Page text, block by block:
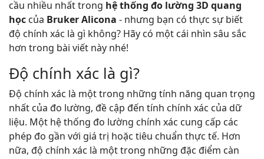
cầu nhiều nhất trong hệ thống đo lường 3D quang
học của Bruker Alicona - nhưng bạn có thực sự biết
độ chính xác là gì không? Hãy có một cái nhìn sâu sắc
hơn trong bài viết này nhé!
Độ chính xác là gì?
Độ chính xác là một trong những tính năng quan trọng
nhất của đo lường, đề cập đến tính chính xác của dữ
liệu. Một hệ thống đo lường chính xác cung cấp các
phép đo gần với giá trị hoặc tiêu chuẩn thực tế. Hơn
nữa, độ chính xác là một trong những đặc điểm càn